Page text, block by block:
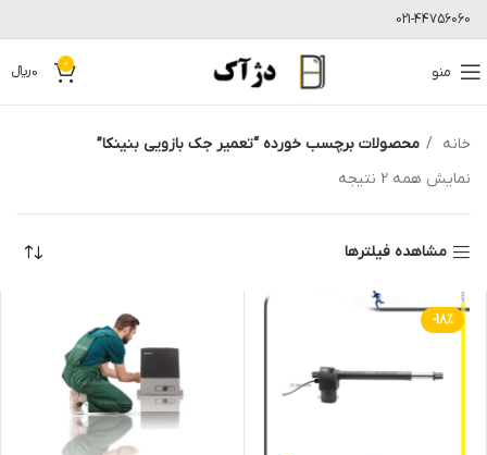
021-44756060
منو 0
0﷼
خانه
محصولات برچسب خورده “تعمیر جک بازویی بنینکا”
نمایش همه 2 نتیجه
مشاهده فیلترها
-18%